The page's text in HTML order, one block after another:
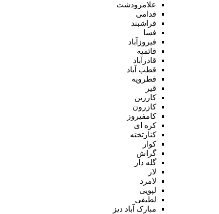
علامرودشت
فدامی
فراشبند
فسا
فیروزآباد
قائمیه
قادرآباد
قطب آباد
قطرویه
قیر
کارزین
کازرون
کامفیروز
کره ای
کنارتخته
کوار
گراش
گله دار
لار
لامرد
لپویی
لطیفی
مبارک آباد دیز